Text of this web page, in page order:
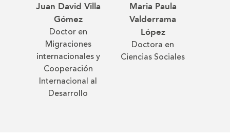
Juan David Villa
Gómez
Doctor en
Migraciones
internacionales y
Cooperación
Internacional al
Desarrollo
Maria Paula
Valderrama
López
Doctora en
Ciencias Sociales